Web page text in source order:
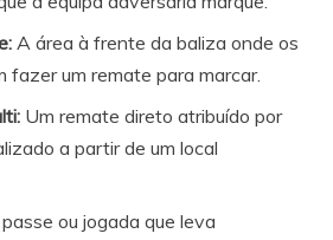
A área à frente da baliza onde os
fazer um remate para marcar.
Um remate direto atribuído por
a partir de um local
ou jogada que leva